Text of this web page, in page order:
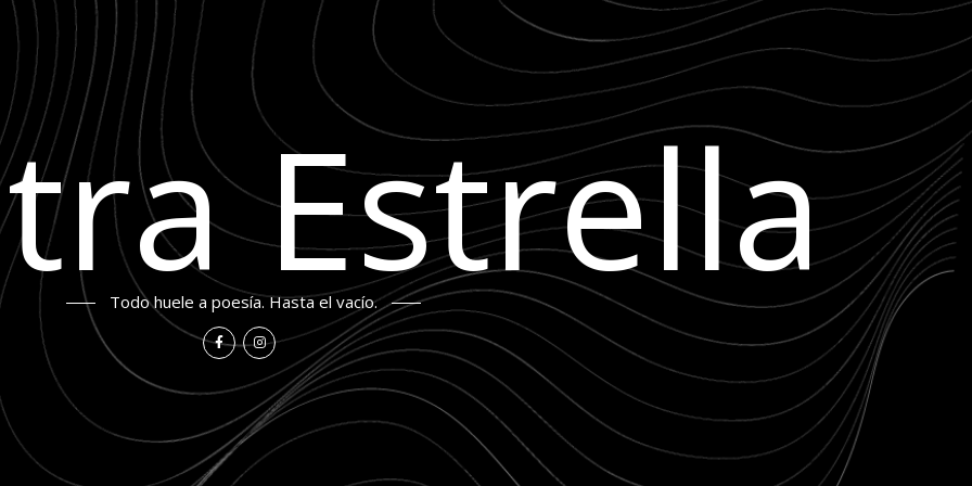
Estrella
Todo huele a poesía. Hasta el vacío.